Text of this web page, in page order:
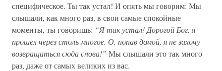
специфическое. Ты так устал! И опять мы говорим: Мы
слышали, как много раз, в свои самые спокойные
моменты, ты говоришь: “Я так устал! Дорогой Бог, я
прошел через столь многое. О, попав домой, я не захочу
возвращаться сюда снова!” Мы слышали это так много
раз, даже от самых великих из вас.